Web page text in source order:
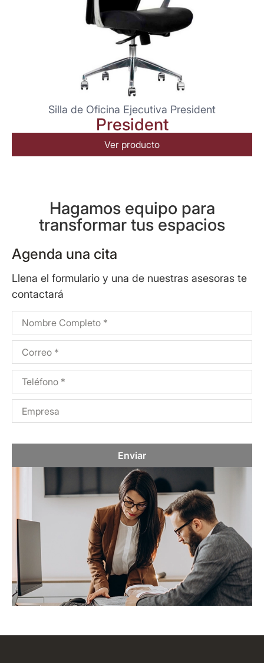
Silla de Oficina Ejecutiva President
President
Ver producto
Hagamos equipo para
transformar tus espacios
Agenda una cita
Llena el formulario y una de nuestras asesoras te
contactará
Enviar